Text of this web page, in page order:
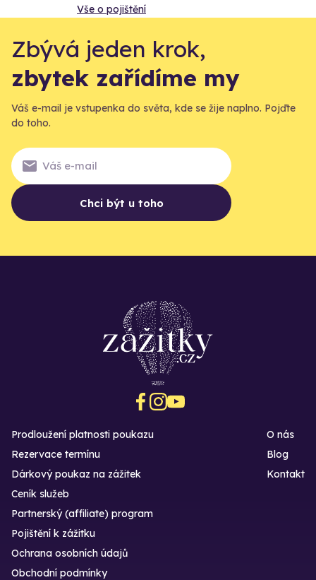
Vše o pojištění
Zbývá jeden krok,
zbytek zařídíme my
Váš e-mail je vstupenka do světa, kde se žije naplno. Pojďte
do toho.
Chci být u toho
Prodloužení platnosti poukazu
Rezervace termínu
Dárkový poukaz na zážitek
O nás
Blog
Kontakt
Ceník služeb
Partnerský (affiliate) program
Pojištění k zážitku
Ochrana osobních údajů
Obchodní podmínky